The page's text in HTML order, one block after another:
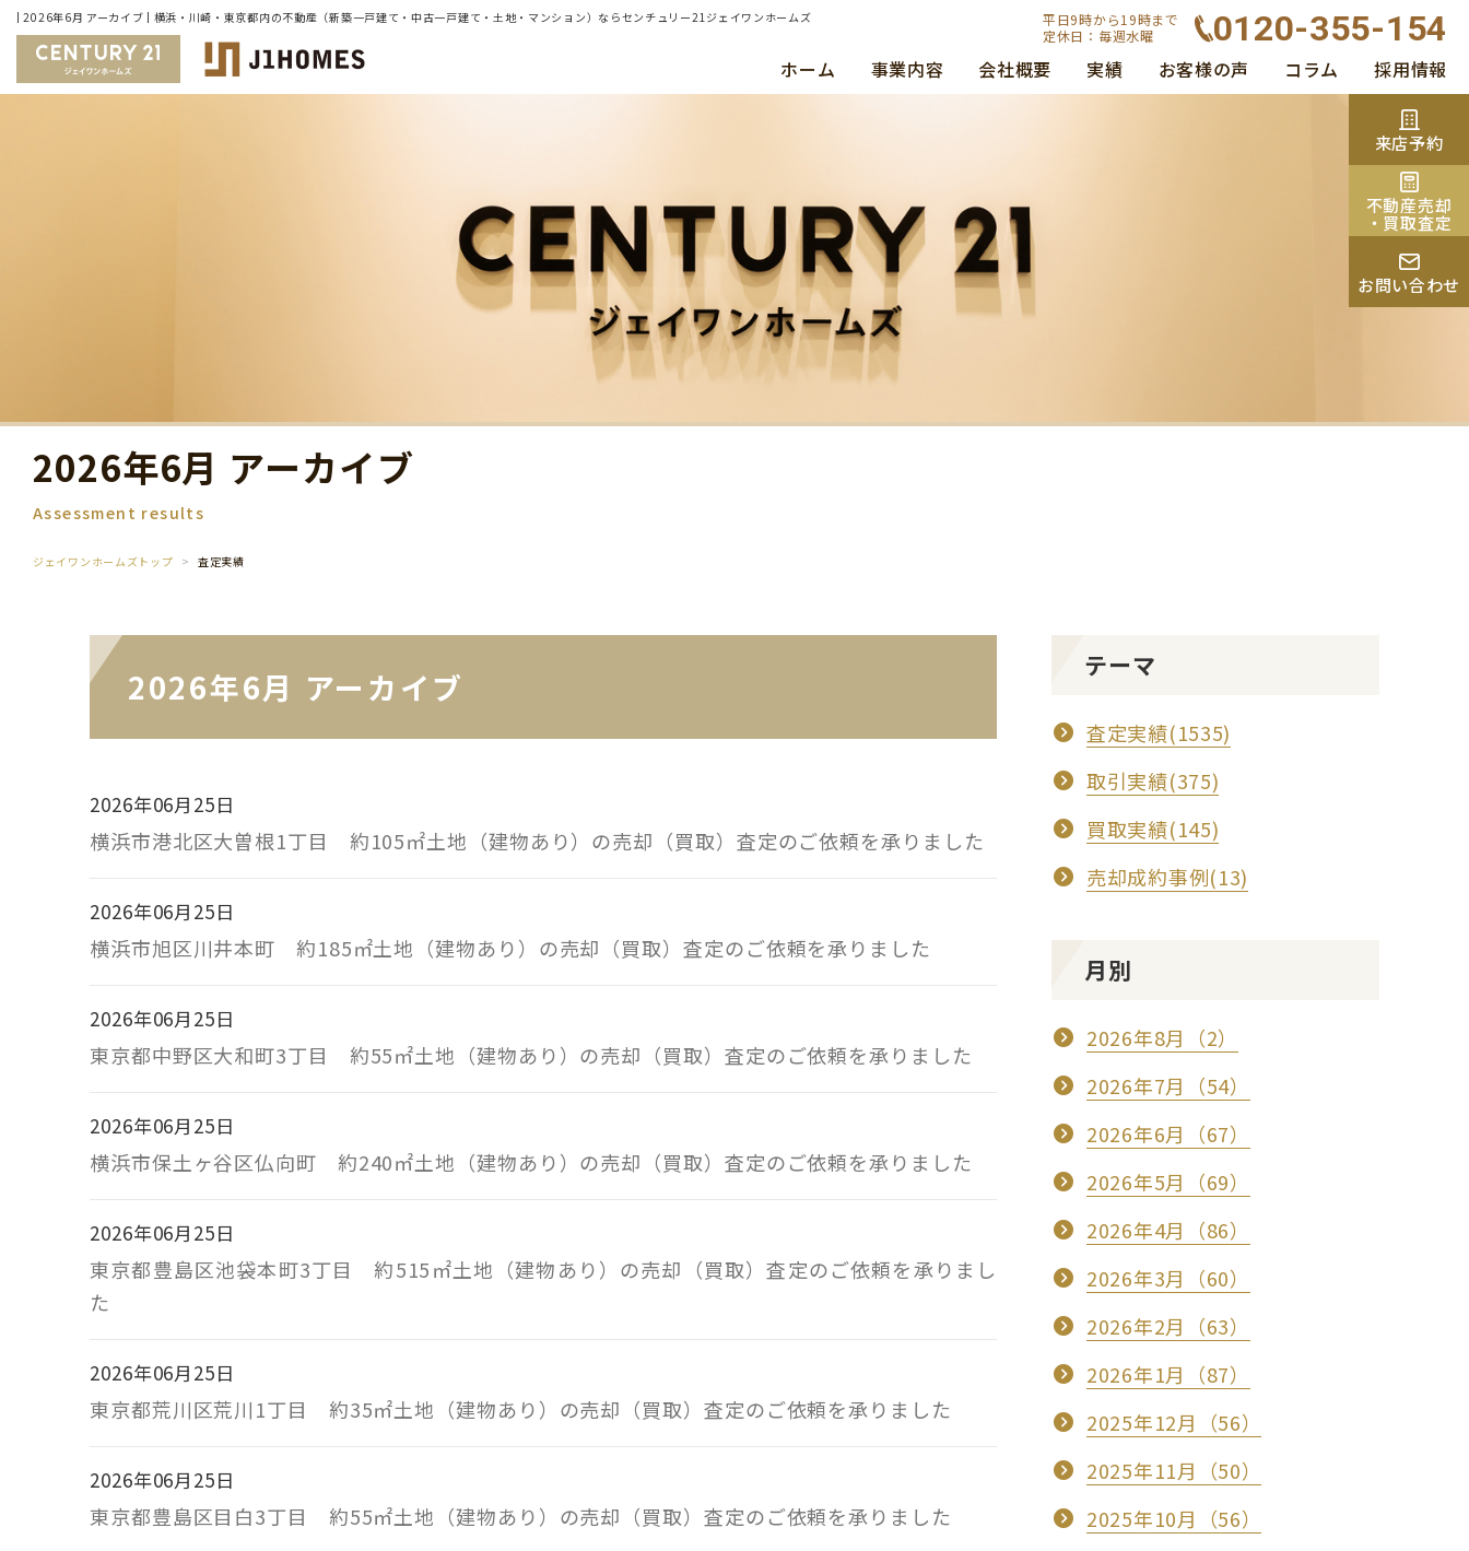
| 2026年6月 アーカイブ | 横浜・川崎・東京都内の不動産（新築一戸建て・中古一戸建て・土地・マンション）ならセンチュリー21ジェイワンホームズ
平日9時から19時まで
定休日：毎週水曜
0120-355-154
ホーム 事業内容 会社概要 実績 お客様の声 コラム 採用情報
来店予約
不動産売却
・買取査定
お問い合わせ
2026年6月 アーカイブ
Assessment results
ジェイワンホームズトップ 査定実績
2026年6月 アーカイブ
2026年06月25日
横浜市港北区大曽根1丁目 約105㎡土地（建物あり）の売却（買取）査定のご依頼を承りました
2026年06月25日
横浜市旭区川井本町 約185㎡土地（建物あり）の売却（買取）査定のご依頼を承りました
2026年06月25日
東京都中野区大和町3丁目 約55㎡土地（建物あり）の売却（買取）査定のご依頼を承りました
2026年06月25日
横浜市保土ヶ谷区仏向町 約240㎡土地（建物あり）の売却（買取）査定のご依頼を承りました
2026年06月25日
東京都豊島区池袋本町3丁目 約515㎡土地（建物あり）の売却（買取）査定のご依頼を承りまし
た
2026年06月25日
東京都荒川区荒川1丁目 約35㎡土地（建物あり）の売却（買取）査定のご依頼を承りました
2026年06月25日
東京都豊島区目白3丁目 約55㎡土地（建物あり）の売却（買取）査定のご依頼を承りました
テーマ
査定実績(1535)
取引実績(375)
買取実績(145)
売却成約事例(13)
月別
2026年8月（2）
2026年7月（54）
2026年6月（67）
2026年5月（69）
2026年4月（86）
2026年3月（60）
2026年2月（63）
2026年1月（87）
2025年12月（56）
2025年11月（50）
2025年10月（56）